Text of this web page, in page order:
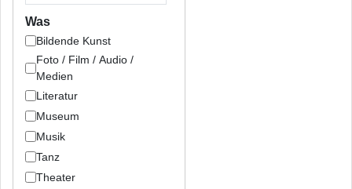
Was
Bildende Kunst
Foto / Film / Audio /
Medien
Literatur
Museum
Musik
Tanz
Theater